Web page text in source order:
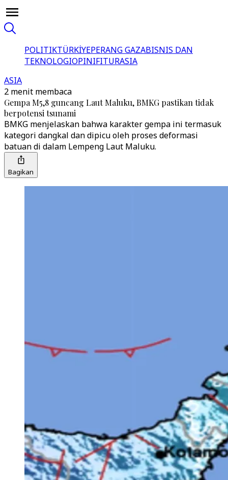
POLITIKTÜRKİYEPERANG GAZABISNIS DAN
TEKNOLOGIOPINIFITURASIA
ASIA
2 menit membaca
Gempa M5,8 guncang Laut Maluku, BMKG pastikan tidak
berpotensi tsunami
BMKG menjelaskan bahwa karakter gempa ini termasuk
kategori dangkal dan dipicu oleh proses deformasi
batuan di dalam Lempeng Laut Maluku.
Bagikan